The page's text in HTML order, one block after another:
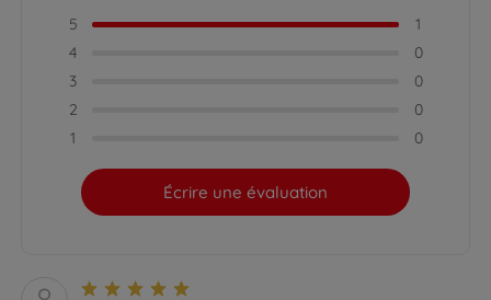
5
1
4
0
3
0
2
0
1
0
Écrire une évaluation